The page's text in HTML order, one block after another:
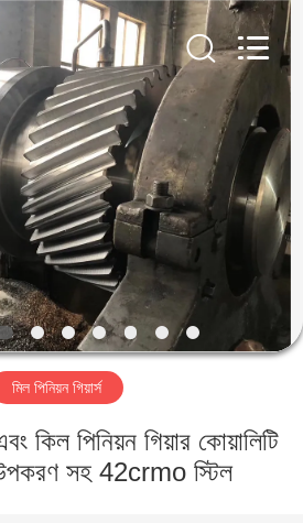
মিল পিনিয়ন গিয়ার্স
কিল পিনিয়ন গিয়ার কোয়ালিটি
উপকরণ সহ 42crmo স্টিল